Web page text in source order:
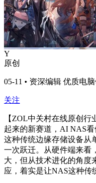
Y
原创
05-11 • 资深编辑 优质电
关注
【ZOL中关村在线原创
起来的新赛道， AI NAS
这种传统边缘存储设备从
一次跃迁。从硬件端来看
大，但从技术进化的角度
应，着实是让NAS这种传